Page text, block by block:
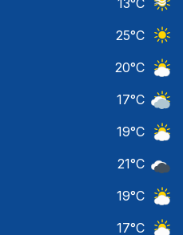
25°C
20°C
17°C
19°C
21°C
19°C
17°C